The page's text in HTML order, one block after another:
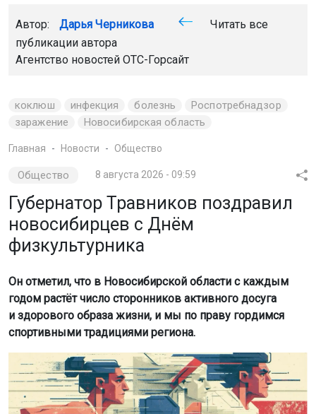
Автор: Дарья Черникова
Читать все
публикации автора
Агентство новостей ОТС-Горсайт
коклюш инфекция болезнь
Роспотребнадзор
заражение
Новосибирская область
Главная Новости Общество
Общество 8 августа 2026 - 09:59
Губернатор Травников поздравил
новосибирцев с Днём
физкультурника
Он отметил, что в Новосибирской области с каждым
годом растёт число сторонников активного досуга
и здорового образа жизни, и мы по праву гордимся
спортивными традициями региона.